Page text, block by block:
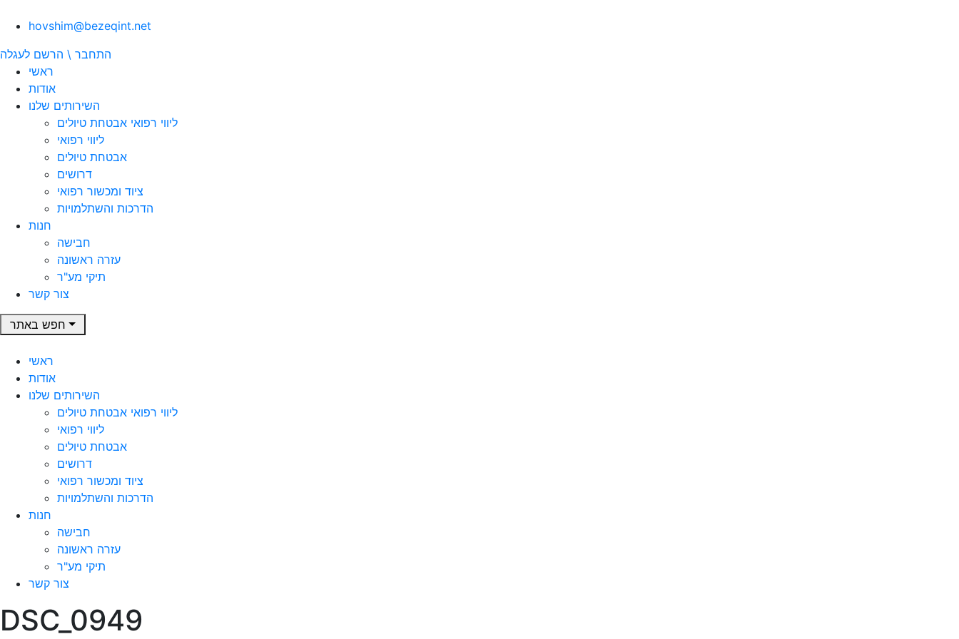
hovshim@bezeqint.net
התחבר \ הרשם לעגלה
ראשי
אודות
השירותים שלנו
ליווי רפואי אבטחת טיולים
ליווי רפואי
אבטחת טיולים
דרושים
ציוד ומכשור רפואי
הדרכות והשתלמויות
חנות
חבישה
עזרה ראשונה
תיקי מע"ר
צור קשר
חפש באתר
ראשי
אודות
השירותים שלנו
ליווי רפואי אבטחת טיולים
ליווי רפואי
אבטחת טיולים
דרושים
ציוד ומכשור רפואי
הדרכות והשתלמויות
חנות
חבישה
עזרה ראשונה
תיקי מע"ר
צור קשר
DSC_0949